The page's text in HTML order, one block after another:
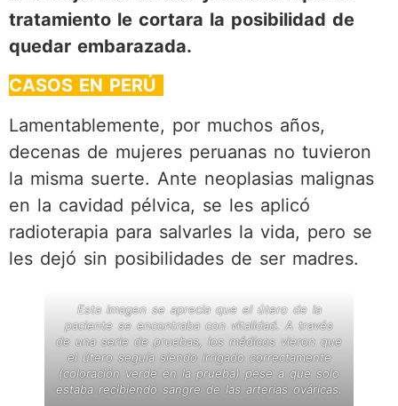
tratamiento le cortara la posibilidad de
quedar embarazada.
CASOS EN PERÚ
Lamentablemente, por muchos años,
decenas de mujeres peruanas no tuvieron
la misma suerte. Ante neoplasias malignas
en la cavidad pélvica, se les aplicó
radioterapia para salvarles la vida, pero se
les dejó sin posibilidades de ser madres.
Esta imagen se aprecia que el útero de la
paciente se encontraba con vitalidad. A través
de una serie de pruebas, los médicos vieron que
el útero seguía siendo irrigado correctamente
(coloración verde en la prueba) pese a que solo
estaba recibiendo sangre de las arterias ováricas.